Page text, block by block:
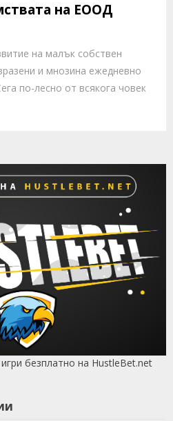
на ЕООД
на малък собствен
и мнозина ежедневно
по-лесно от всякога човек
безплатно на HustleBet.net